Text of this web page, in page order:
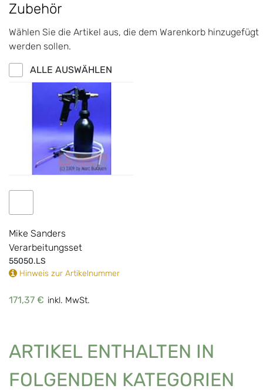
Zubehör
Wählen Sie die Artikel aus, die dem Warenkorb hinzugefügt
werden sollen.
ALLE AUSWÄHLEN
Mike Sanders
Verarbeitungsset
55050.LS
Hinweis zur Artikelnummer
171,37 € inkl. MwSt.
ARTIKEL ENTHALTEN IN
FOLGENDEN KATEGORIEN